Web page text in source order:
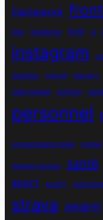
framework
hike homebrew html ia
instagram ios
localhost logiciel masonry
node module nutrition
personnel
programmation objet python
réseaux sociaux santé
sport spotify
strava swarm